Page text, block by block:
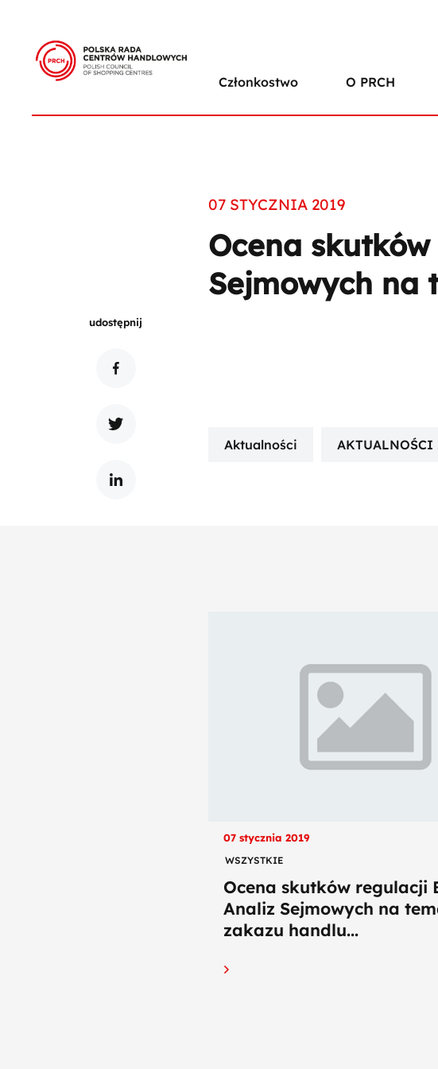
Członkostwo O PRCH
07 STYCZNIA 2019
Ocena
Sejmowych na
udostępnij
Aktualności AKTUALNOŚCI
07 stycznia 2019
WSZYSTKIE
Ocena skutków regulacji
Analiz Sejmowych na
zakazu handlu...